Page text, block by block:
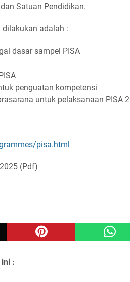
Satuan Pendidikan.
dilakukan adalah :
dasar sampel PISA
penguatan kompetensi
untuk pelaksanaan PISA
pisa.html
(Pdf)
: